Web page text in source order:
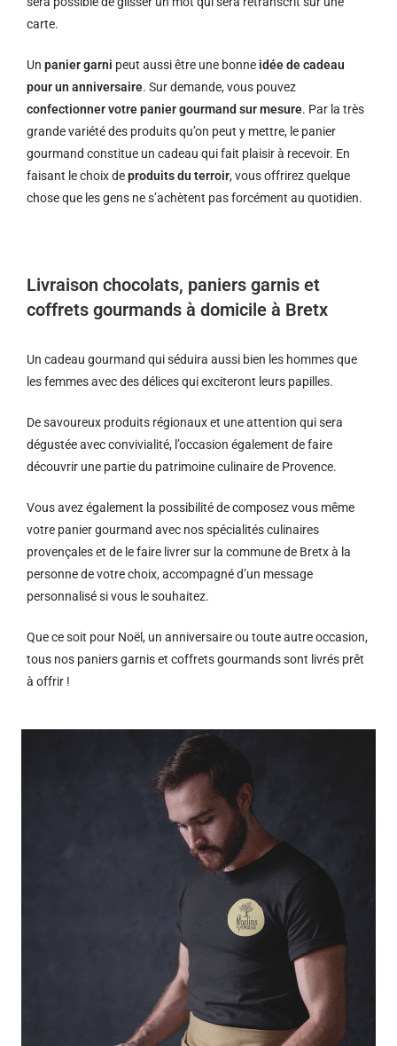
carte.
Un panier garni peut aussi être une bonne idée de cadeau
pour un anniversaire. Sur demande, vous pouvez
confectionner votre panier gourmand sur mesure. Par la très
grande variété des produits qu’on peut y mettre, le panier
gourmand constitue un cadeau qui fait plaisir à recevoir. En
faisant le choix deproduits du terroir, vous offrirez quelque
chose que les gens ne s’achètent pas forcément au quotidien.
Livraison chocolats, paniers garnis et
coffrets gourmands à domicile à Bretx
Un cadeau gourmand qui séduira aussi bien les hommes que
les femmes avec des délices qui exciteront leurs papilles.
De savoureux produits régionaux et une attention qui sera
dégustée avec convivialité, l’occasion également de faire
découvrir une partie du patrimoine culinaire de Provence.
Vous avez également la possibilité de composez vous même
votre panier gourmand avec nos spécialités culinaires
provençales et de le faire livrer sur la commune de Bretx à la
personne de votre choix, accompagné d’un message
personnalisé si vous le souhaitez.
Que ce soit pour Noël, un anniversaire ou toute autre occasion,
tous nos paniers garnis et coffrets gourmands sont livrés prêt
à offrir !